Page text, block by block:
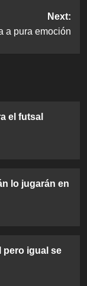
Next:
a pura emoción
el futsal
lo jugarán en
pero igual se